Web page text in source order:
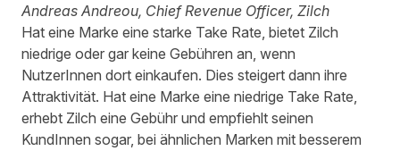
Andreas Andreou, Chief Revenue Officer, Zilch
Hat eine Marke eine starke Take Rate, bietet Zilch
niedrige oder gar keine Gebühren an, wenn
NutzerInnen dort einkaufen. Dies steigert dann ihre
Attraktivität. Hat eine Marke eine niedrige Take Rate,
erhebt Zilch eine Gebühr und empfiehlt seinen
KundInnen sogar, bei ähnlichen Marken mit besserem